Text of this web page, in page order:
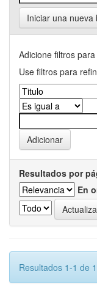
Iniciar una nueva
Adicione filtros
Use filtros para
Resultados por
En
Resultados 1-1 de